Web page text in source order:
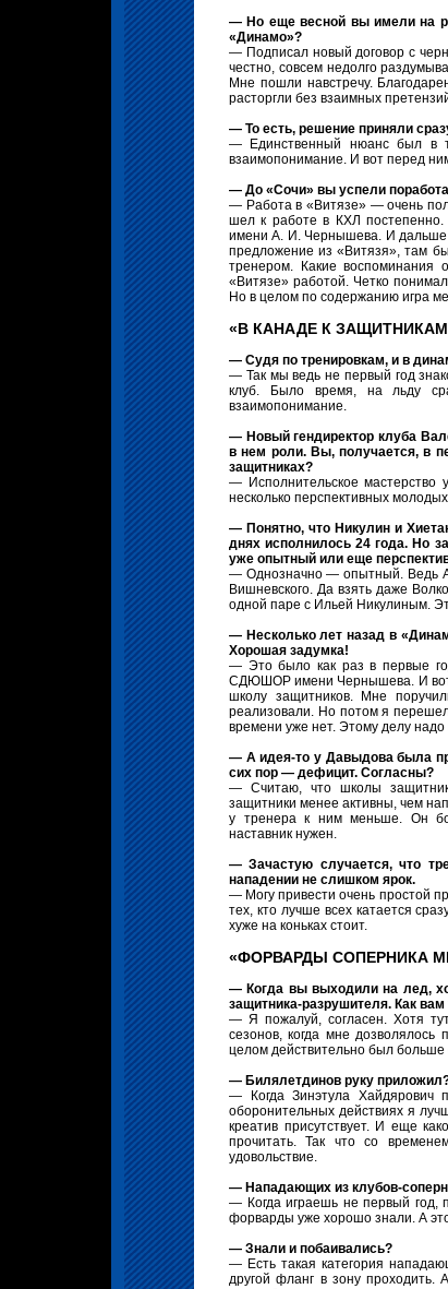
— Но еще весной вы имели на
«Динамо»?
— Подписал новый договор с
честно, совсем недолго
Мне пошли навстречу.
расторгли без взаимных
— То есть, решение приняли
— Единственный нюанс был в
взаимопонимание. И вот перед
— До «Сочи» вы успели
— Работа в «Витязе» — очень
шел к работе в КХЛ
имени А. И. Чернышева. И дальше
предложение из «Витязя», там
тренером. Какие воспоминания
«Витязе» работой. Четко
Но в целом по содержанию игра
«В КАНАДЕ К
— Судя по тренировкам, и в
— Так мы ведь не первый год
клуб. Было время, на льду
взаимопонимание.
— Новый гендиректор клуба
в нем роли. Вы, получается, в
защитниках?
— Исполнительское
несколько перспективных
— Понятно, что Никулин и
днях исполнилось 24 года. Но
уже опытный или еще
— Однозначно — опытный. Ведь
Вишневского. Да взять даже
одной паре с Ильей Никулиным.
— Несколько лет назад в
Хорошая задумка!
— Это было как раз в первые
СДЮШОР имени Чернышева. И вот
школу защитников. Мне
реализовали. Но потом я
времени уже нет. Этому делу надо
— А идея-то у Давыдова была
сих пор — дефицит. Согласны?
— Считаю, что школы
защитники менее активны, чем
у тренера к ним меньше. Он
наставник нужен.
— Зачастую случается, что
нападении не слишком ярок.
— Могу привести очень простой
тех, кто лучше всех катается
хуже на коньках стоит.
«ФОРВАРДЫ СОПЕРНИКА
— Когда вы выходили на лед,
защитника-разрушителя. Как вам
— Я пожалуй, согласен. Хотя
сезонов, когда мне дозволялось
целом действительно был
— Билялетдинов руку
— Когда Зинэтула Хайдярович
оборонительных действиях я
креатив присутствует. И еще
прочитать. Так что со
удовольствие.
— Нападающих из клубов-
— Когда играешь не первый год,
форварды уже хорошо знали. А
— Знали и побаивались?
— Есть такая категория
другой фланг в зону проходить.